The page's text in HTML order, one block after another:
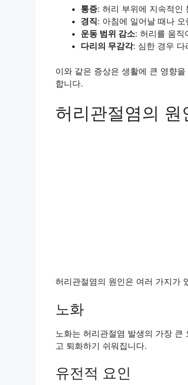
통증: 허리 부위에 지속적인
경직: 아침에 일어날 때나
운동 범위 감소: 허리를 움직
다리의 무감각: 심한 경우 다
이와 같은 증상은 생활에 큰 영향
합니다.
허리관절염의 원
허리관절염의 원인은 여러 가지가
노화
노화는 허리관절염 발생의 가장
고 퇴화하기 쉬워집니다.
유전적 요인